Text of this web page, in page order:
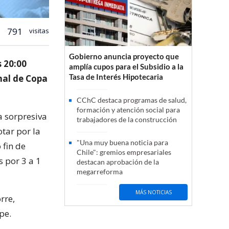
791 visitas
de Copa
sorpresiva
por la
fin de
por 3 a 1
Gobierno anuncia proyecto que
amplía cupos para el Subsidio a la
Tasa de Interés Hipotecaria
CChC destaca programas de salud,
formación y atención social para
trabajadores de la construcción
"Una muy buena noticia para
Chile": gremios empresariales
destacan aprobación de la
megarreforma
MÁS NOTICIAS